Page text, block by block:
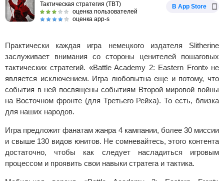
Тактическая стратегия (TBT)
оценка пользователей
оценка app-s
В App Store
Практически каждая игра немецкого издателя Slitherine
заслуживает внимания со стороны ценителей пошаговых
тактических стратегий. «Battle Academy 2: Eastern Front» не
является исключением. Игра любопытна еще и потому, что
события в ней посвящены событиям Второй мировой войны
на Восточном фронте (для Третьего Рейха). То есть, близка
для наших народов.
Игра предложит фанатам жанра 4 кампании, более 30 миссии
и свыше 130 видов юнитов. Не сомневайтесь, этого контента
достаточно, чтобы как следует насладиться игровым
процессом и проявить свои навыки стратега и тактика.